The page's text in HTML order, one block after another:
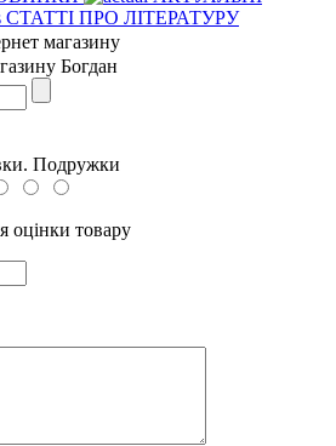
СТАТТІ ПРО ЛІТЕРАТУРУ
магазину
Богдан
Подружки
оцінки товару